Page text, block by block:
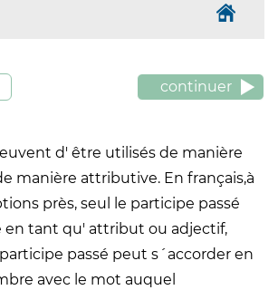
continuer
d' être utilisés de manière
manière attributive. En français,à
près, seul le participe passé
en tant qu' attribut ou adjectif,
passé peut s´accorder en
avec le mot auquel